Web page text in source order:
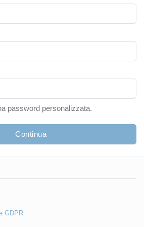
password personalizzata.
Continua
GDPR